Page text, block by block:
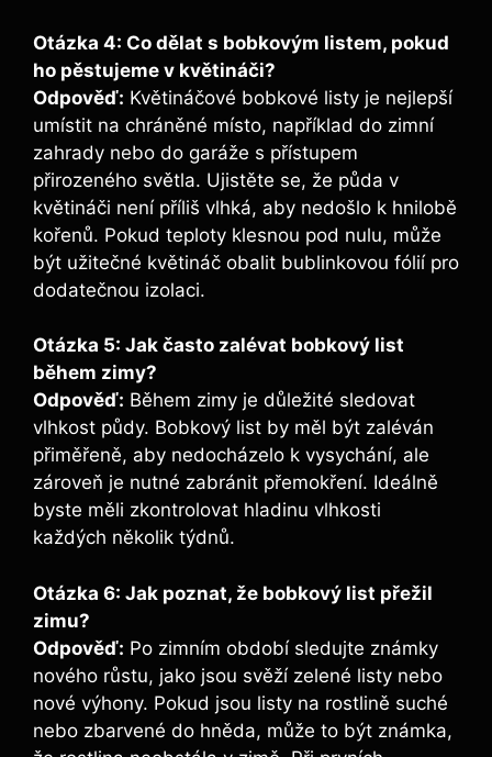
Otázka 4: Co dělat s bobkovým listem, ⁣pokud
ho⁤ pěstujeme v květináči?
Odpověď: Květináčové bobkové listy je nejlepší
umístit na ⁣chráněné místo, například‌ do zimní
zahrady‍ nebo do ⁢garáže s přístupem
přirozeného světla. Ujistěte se, že půda​ v
květináči není⁣ příliš vlhká, aby nedošlo k hnilobě
kořenů. Pokud teploty klesnou pod nulu, ⁤může
být užitečné ‌květináč ​obalit bublinkovou fólií pro
dodatečnou izolaci.
Otázka 5:⁢ Jak často zalévat bobkový‍ list
během zimy?
Odpověď: Během zimy je důležité sledovat
vlhkost půdy. Bobkový list by měl být zaléván
přiměřeně,‌ aby nedocházelo k⁣ vysychání, ale
zároveň ‍je nutné zabránit přemokření. Ideálně
byste měli zkontrolovat hladinu vlhkosti
každých několik týdnů.
Otázka 6: Jak poznat, ⁢že bobkový‌ list přežil
zimu?
Odpověď: Po zimním období sledujte známky
nového růstu, jako jsou svěží zelené listy nebo
nové výhony. Pokud jsou listy na rostlině suché
nebo zbarvené do hněda, ​může to být známka,